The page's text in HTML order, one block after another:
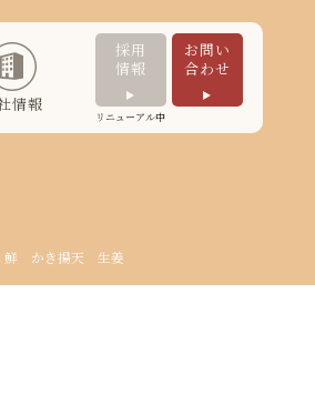
情報
採用
情報
リニューアル中
お問い
合わせ
鮮 かき揚天 生姜